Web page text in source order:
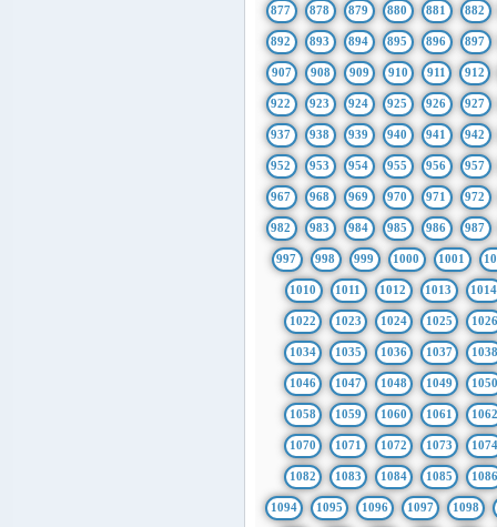
877 878 879 880 881 882
892 893 894 895 896 897
907 908 909 910 911 912
922 923 924 925 926 927
937 938 939 940 941 942
952 953 954 955 956 957
967 968 969 970 971 972
982 983 984 985 986 987
997 998 999 1000 1001
1010 1011 1012 1013 1014
1022 1023 1024 1025 1026
1034 1035 1036 1037 1038
1046 1047 1048 1049 1050
1058 1059 1060 1061 1062
1070 1071 1072 1073 1074
1082 1083 1084 1085 1086
1094 1095 1096 1097 1098